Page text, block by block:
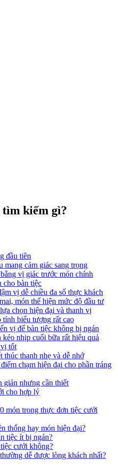
tìm kiếm gì?
đầu tiên
mang cảm giác sang trọng
vị giác trước món chính
cho bàn tiệc
vị dễ chiều đa số thực khách
món thể hiện mức độ đầu tư
chọn hiện đại và thanh vị
tính biểu tượng rất cao
vị để bàn tiệc không bị ngán
nhịp cuối bữa rất hiệu quả
tốt
thúc thanh nhẹ và dễ nhớ
chạm hiện đại cho phần tráng
giản nhưng cần thiết
cho hợp lý
món trong thực đơn tiệc cưới
thống hay món hiện đại?
tiệc ít bị ngán?
cưới không?
dễ được lòng khách nhất?